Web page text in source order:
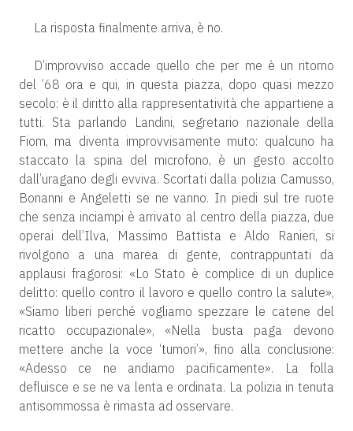
La risposta finalmente arriva, è no.
D’improvviso accade quello che per me è un ritorno
del ’68 ora e qui, in questa piazza, dopo quasi mezzo
secolo: è il diritto alla rappresentatività che appartiene a
tutti. Sta parlando Landini, segretario nazionale della
Fiom, ma diventa improvvisamente muto: qualcuno ha
staccato la spina del microfono, è un gesto accolto
dall’uragano degli evviva. Scortati dalla polizia Camusso,
Bonanni e Angeletti se ne vanno. In piedi sul tre ruote
che senza inciampi è arrivato al centro della piazza, due
operai dell’Ilva, Massimo Battista e Aldo Ranieri, si
rivolgono a una marea di gente, contrappuntati da
applausi fragorosi: «Lo Stato è complice di un duplice
delitto: quello contro il lavoro e quello contro la salute»,
«Siamo liberi perché vogliamo spezzare le catene del
ricatto occupazionale», «Nella busta paga devono
mettere anche la voce ‘tumori’», fino alla conclusione:
«Adesso ce ne andiamo pacificamente». La folla
defluisce e se ne va lenta e ordinata. La polizia in tenuta
antisommossa è rimasta ad osservare.